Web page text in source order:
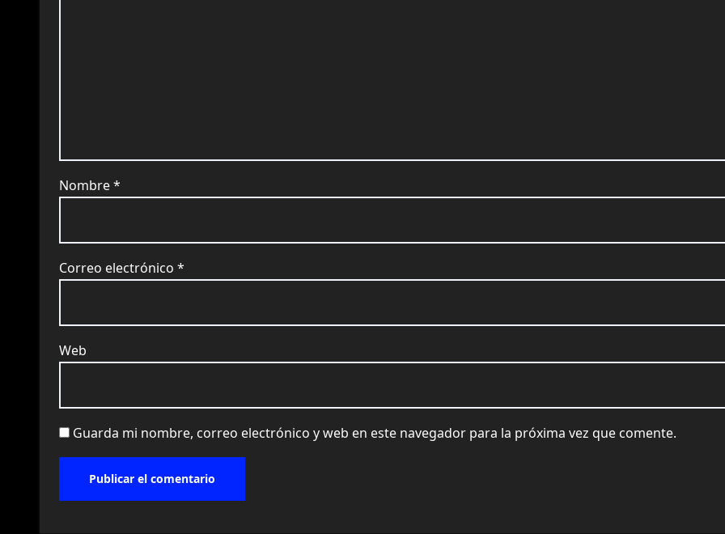
Nombre*
Correo electrónico *
Web
Guarda mi nombre, correo electrónico y web en este navegador para la próxima vez que comente.